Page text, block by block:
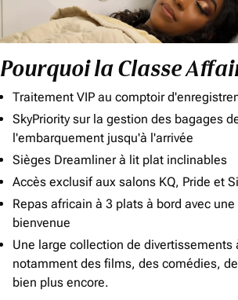
Pourquoi la Classe
Traitement VIP au comptoir
SkyPriority sur la gestion des bagages
l'embarquement jusqu'à l'arrivée
Sièges Dreamliner à lit plat inclinables
Accès exclusif aux salons KQ, Pride et
Repas africain à 3 plats à bord avec
bienvenue
Une large collection de divertissements
notamment des films, des comédies,
bien plus encore.